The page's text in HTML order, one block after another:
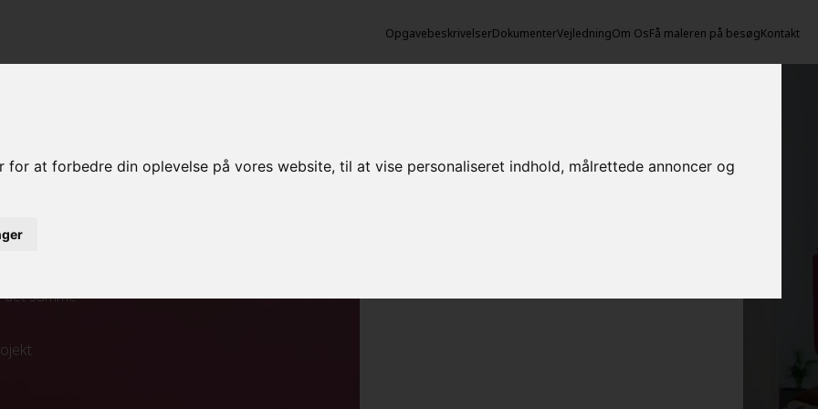
at forbedre din oplevelse på vores website, til at vise personaliseret indhold, målrettede annoncer og
OpgavebeskrivelserDokumenterVejledningOm OsFå maleren på besøgKontakt
det samme